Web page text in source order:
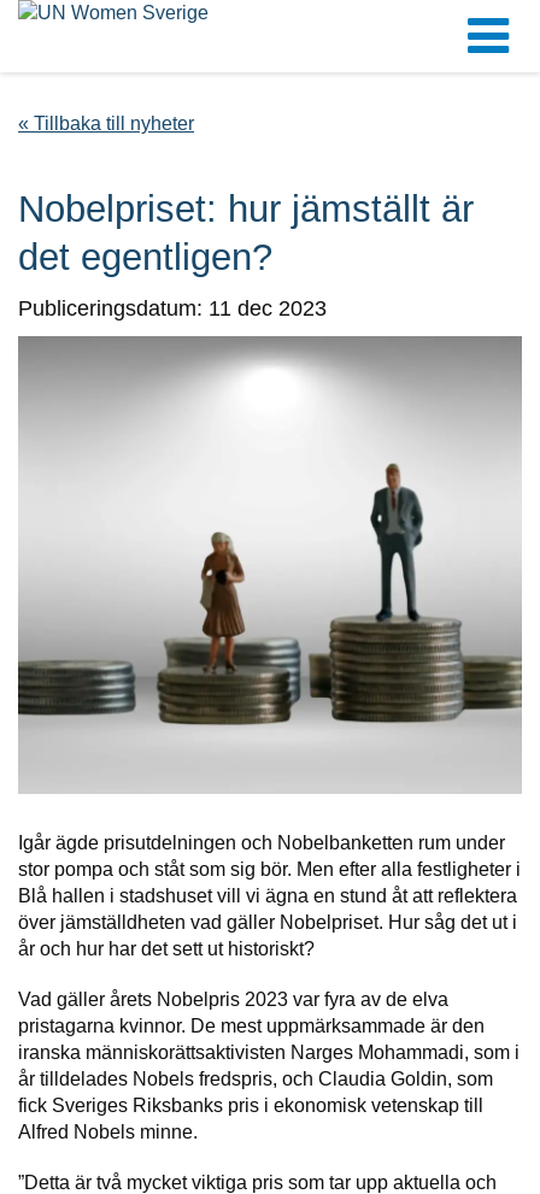
« Tillbaka till nyheter
Nobelpriset: hur jämställt är
det egentligen?
Publiceringsdatum: 11 dec 2023
Igår ägde prisutdelningen och Nobelbanketten rum under
stor pompa och ståt som sig bör. Men efter alla festligheter i
Blå hallen i stadshuset vill vi ägna en stund åt att reflektera
över jämställdheten vad gäller Nobelpriset. Hur såg det ut i
år och hur har det sett ut historiskt?
Vad gäller årets Nobelpris 2023 var fyra av de elva
pristagarna kvinnor. De mest uppmärksammade är den
iranska människorättsaktivisten Narges Mohammadi, som i
år tilldelades Nobels fredspris, och Claudia Goldin, som
fick Sveriges Riksbanks pris i ekonomisk vetenskap till
Alfred Nobels minne.
”Detta är två mycket viktiga pris som tar upp aktuella och